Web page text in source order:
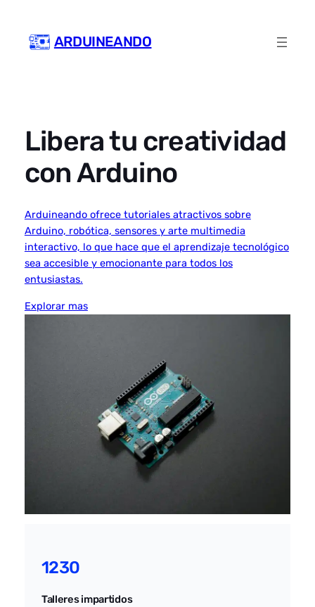
content
ARDUINEANDO
Libera tu creatividad
con Arduino
Arduineando ofrece tutoriales atractivos sobre
Arduino, robótica, sensores y arte multimedia
interactivo, lo que hace que el aprendizaje tecnológico
sea accesible y emocionante para todos los
entusiastas.
Explorar mas
1230
Talleres impartidos